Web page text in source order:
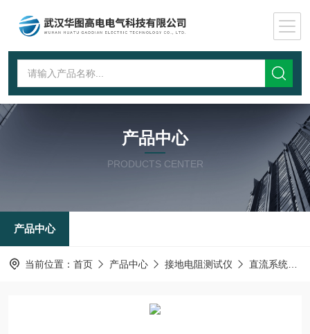
产品中心
PRODUCTS CENTER
产品中心
当前位置： 首页 产品中心 接地电阻测试仪 直流系统接地故障测试仪